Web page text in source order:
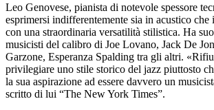
Leo Genovese, pianista di notevole spessore
esprimersi indifferentemente sia in acustico che
con una straordinaria versatilità stilistica. Ha
musicisti del calibro di Joe Lovano, Jack De
Garzone, Esperanza Spalding tra gli altri.
privilegiare uno stile storico del jazz piuttosto
la sua aspirazione ad essere davvero un
scritto di lui “The New York Times”.